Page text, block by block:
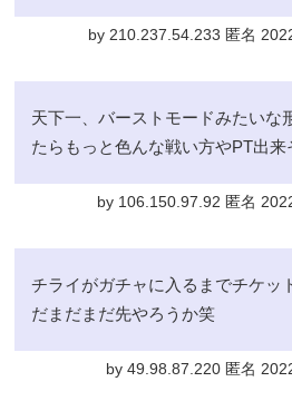
by 210.237.54.233 匿名
天下一、バーストモードみたいな
たらもっと色んな戦い方やPT出来
by 106.150.97.92 匿名
チライがガチャに入るまでチケッ
だまだまだ先やろうか笑
by 49.98.87.220 匿名